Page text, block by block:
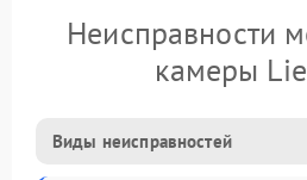
Неисправности
камеры
Виды неисправностей